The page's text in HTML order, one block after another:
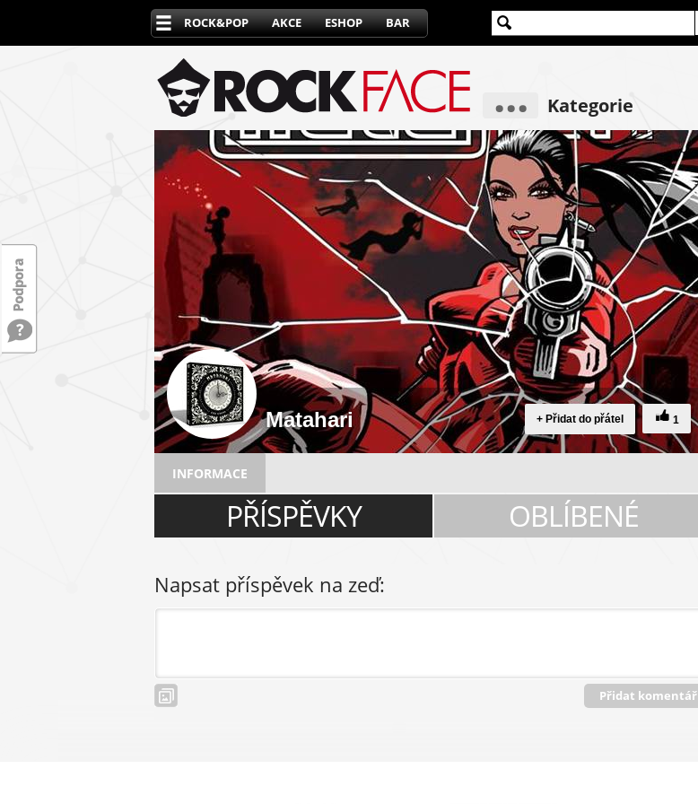
ROCK&POP AKCE ESHOP BAR
... Kategorie
1
+ Přidat do přátel
Matahari
INFORMACE
PŘÍSPĚVKY OBLÍBENÉ
Napsat příspěvek na zeď:
Přidat komentář